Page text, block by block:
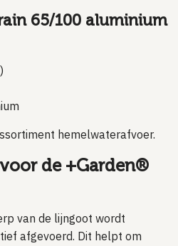
65/100 aluminium
hemelwaterafvoer.
de +Garden®
van de lijngoot wordt
afgevoerd. Dit helpt om